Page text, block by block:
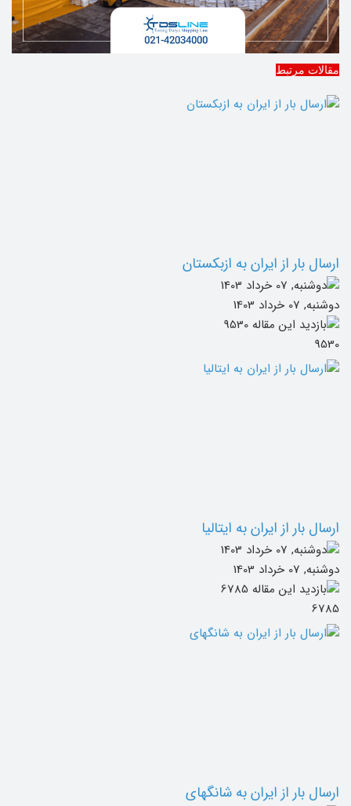
مقالات مرتبط
ارسال بار از ایران به ازبکستان
دوشنبه, 07 خرداد 1403
9530
ارسال بار از ایران به ایتالیا
دوشنبه, 07 خرداد 1403
6785
ارسال بار از ایران به شانگهای